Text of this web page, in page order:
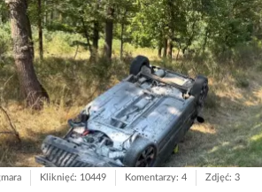
Kliknięć: 10449 Komentarzy: 4 Zdjęć: 3